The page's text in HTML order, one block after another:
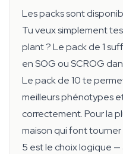
Les packs sont
Tu veux simplement
plant ? Le pack de 1
en SOG ou SCROG
Le pack de 10 te
meilleurs phénotypes
correctement. Pour la
maison qui font tourner
5 est le choix logique